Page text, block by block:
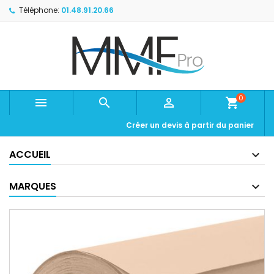
Téléphone: 01.48.91.20.66
   shopping_cart0
Créer un devis à partir du panier
ACCUEIL
MARQUES